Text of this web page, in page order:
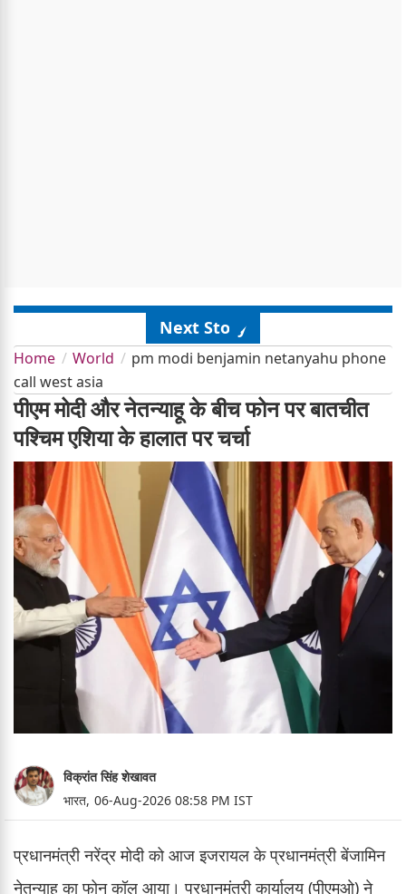
Next Story
Home World
pm modi benjamin netanyahu phone
call west asia
पीएम मोदी और नेतन्याहू के बीच फोन पर बातचीत
पश्चिम एशिया के हालात पर चर्चा
विक्रांत सिंह शेखावत
भारत, 06-Aug-2026 08:58 PM IST
प्रधानमंत्री नरेंद्र मोदी को आज इजरायल के प्रधानमंत्री बेंजामिन
नेतन्याहू का फोन कॉल आया। प्रधानमंत्री कार्यालय (पीएमओ) ने